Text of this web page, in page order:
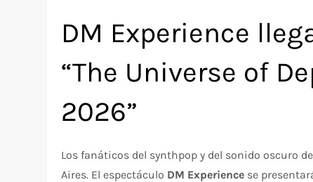
DM Experience
“The Universe of
2026”
Los fanáticos del synthpop y del sonido oscuro
Aires. El espectáculo DM Experience se